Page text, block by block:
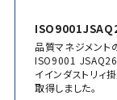
品質マネジメント
ISO9001
イインダストリィ
取得しました。